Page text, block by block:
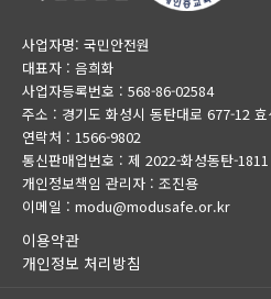
사업자명: 국민안전원
대표자 : 음희화
사업자등록번호 : 568-86-02584
주소 : 경기도 화성시 동탄대로 677-12
연락처 : 1566-9802
통신판매업번호 : 제 2022-화성동탄-
개인정보책임 관리자 : 조진용
이메일 : modu@modusafe.or.kr
이용약관
개인정보 처리방침